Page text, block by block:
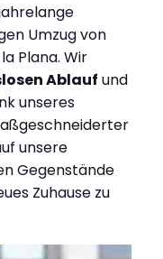
Umzug von
Plana. Wir
Ablauf und
unseres
unsere
Gegenstände
Zuhause zu